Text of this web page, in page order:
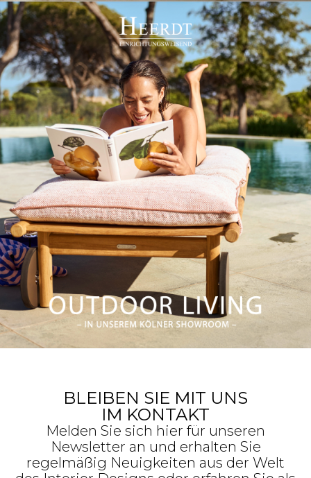
Freude
schenken
Prospekt
Jetzt ansehen
Living
Prospekt
Jetzt ansehen
BLEIBEN SIE MIT UNS
IM KONTAKT
Melden Sie sich hier für unseren
Newsletter an und erhalten Sie
regelmäßig Neuigkeiten aus der Welt